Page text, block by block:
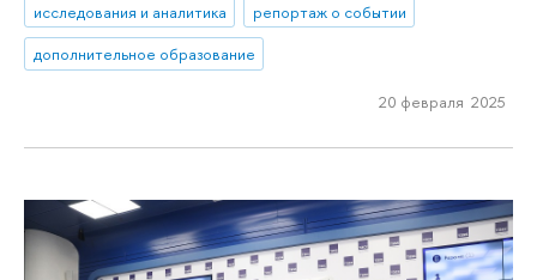
исследования и аналитика
репортаж о событии
дополнительное образование
20 февраля 2025